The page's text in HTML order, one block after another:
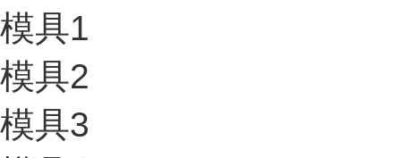
模具1
模具2
模具3